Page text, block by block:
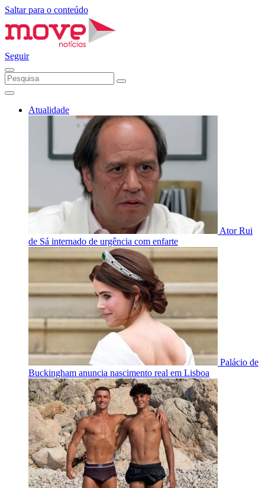
Saltar para o conteúdo
Seguir
Atualidade
Ator Rui
de Sá internado de urgência com enfarte
Palácio de
Buckingham anuncia nascimento real em Lisboa